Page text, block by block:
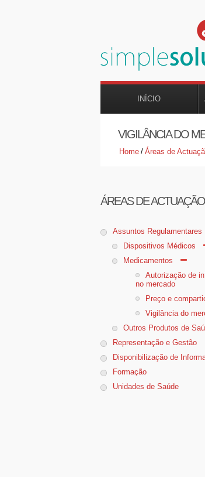
INÍCIO
VIGILÂNCIA DO
Home / Áreas de
ÁREAS DE ACTUAÇÃO
Assuntos Regulamentares
Dispositivos Médicos
Medicamentos
Autorização de
no mercado
Preço e
Vigilância do
Outros Produtos de
Representação e Gestão
Disponibilização de
Formação
Unidades de Saúde